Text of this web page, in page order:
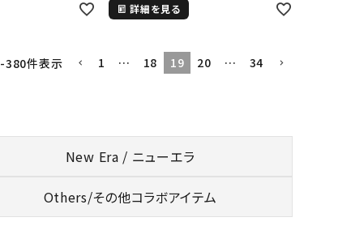
詳細を見る
-380件表示 1 … 18 19 20 … 34
New Era / ニューエラ
Others/その他コラボアイテム